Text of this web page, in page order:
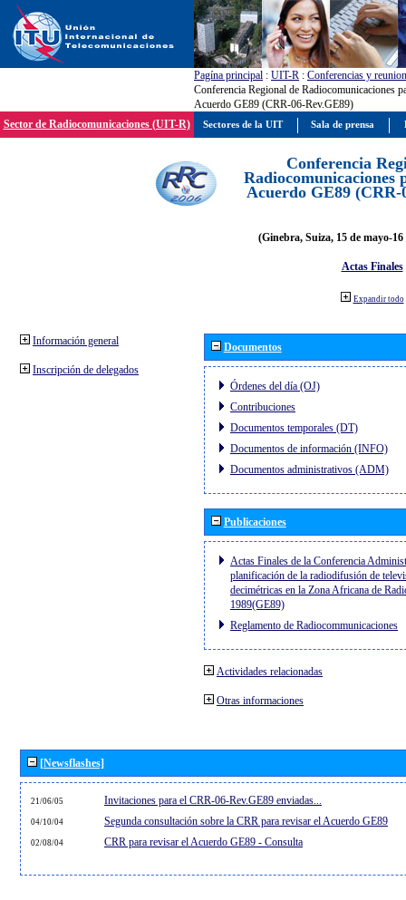
Pagína principal : UIT-R : Conferencias y
Conferencia Regional de Radiocomunicaciones
Acuerdo GE89 (CRR-06-Rev.GE89)
Sector de Radiocomunicaciones (UIT-R)
Conferencia
Radiocomunicaciones
Acuerdo GE89 (CRR-
(Ginebra, Suiza, 15 de mayo-
Actas Finales
Expandir todo
Información general
Inscripción de delegados
Documentos
Órdenes del día (OJ)
Contribuciones
Documentos temporales (DT)
Documentos de información (INFO)
Documentos administrativos (ADM)
Publicaciones
Actas Finales de la Conferencia
planificación de la radiodifusión de
decimétricas en la Zona Africana de
1989(GE89)
Reglamento de Radiocommunicaciones
Actividades relacionadas
Otras informaciones
[Newsflashes]
21/06/05 Invitaciones para el CRR-06-Rev.GE89 enviadas...
04/10/04 Segunda consultación sobre la CRR para revisar el Acuerdo GE89
02/08/04 CRR para revisar el Acuerdo GE89 - Consulta
Sectores de la UIT Sala de prensa